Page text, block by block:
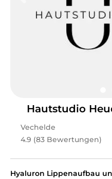
Hautstudio
Vechelde
4.9 (83 Bewertungen)